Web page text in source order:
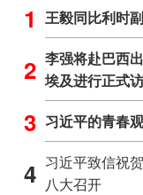
1 王毅同比利时
2 李强将赴巴西
埃及进行正式
3 习近平的青春观
4 习近平致信祝
八大召开